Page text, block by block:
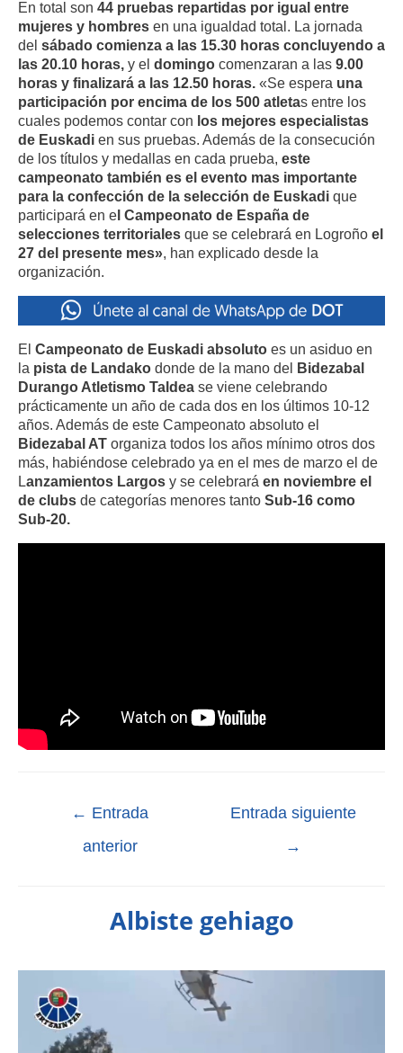
En total son 44 pruebas repartidas por igual entre
mujeres y hombres en una igualdad total. La jornada
del sábado comienza a las 15.30 horas concluyendo a
las 20.10 horas, y el domingo comenzaran a las 9.00
horas y finalizará a las 12.50 horas. «Se espera una
participación por encima de los 500 atletas entre los
cuales podemos contar con los mejores especialistas
de Euskadi en sus pruebas. Además de la consecución
de los títulos y medallas en cada prueba, este
campeonato también es el evento mas importante
para la confección de la selección de Euskadi que
participará en el Campeonato de España de
selecciones territoriales que se celebrará en Logroño el
27 del presente mes», han explicado desde la
organización.
El Campeonato de Euskadi absoluto es un asiduo en
la pista de Landako donde de la mano del Bidezabal
Durango Atletismo Taldea se viene celebrando
prácticamente un año de cada dos en los últimos 10-12
años. Además de este Campeonato absoluto el
Bidezabal AT organiza todos los años mínimo otros dos
más, habiéndose celebrado ya en el mes de marzo el de
Lanzamientos Largos y se celebrará en noviembre el
de clubs de categorías menores tanto Sub-16 como
Sub-20.
← Entrada
anterior
Entrada siguiente
→
Albiste gehiago